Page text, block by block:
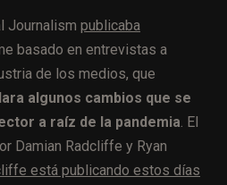
Journalism publicaba
basado en entrevistas a
de los medios, que
algunos cambios que se
a raíz de la pandemia. El
Damian Radcliffe y Ryan
está publicando estos días